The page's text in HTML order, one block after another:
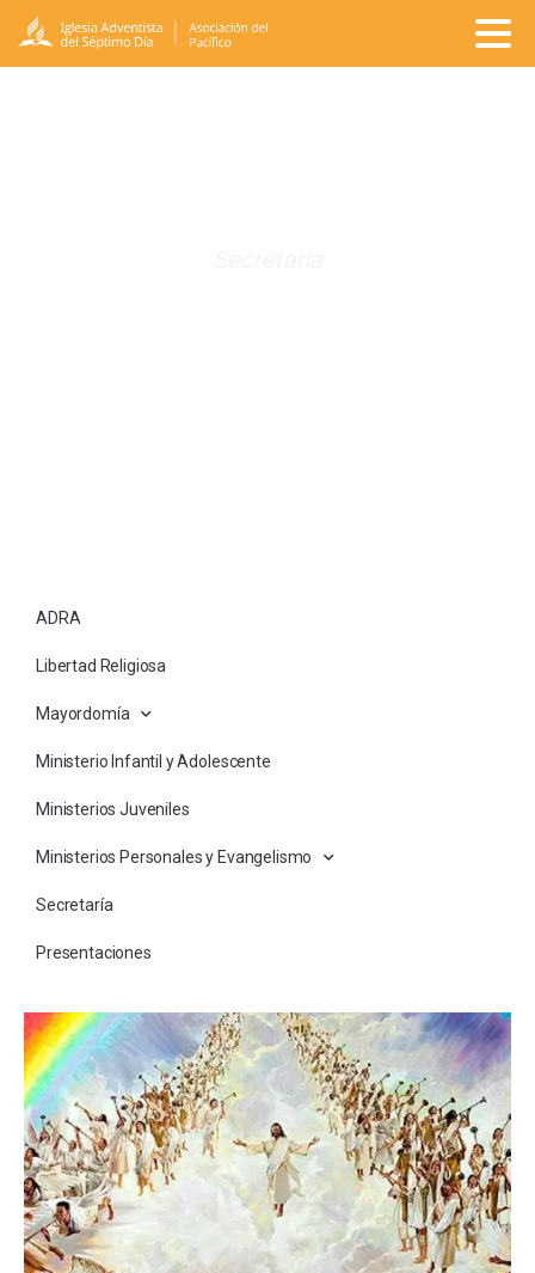
ADRA
Libertad Religiosa
Mayordomía
Ministerio Infantil y Adolescente
Ministerios Juveniles
Ministerios Personales y Evangelismo
Secretaría
Presentaciones